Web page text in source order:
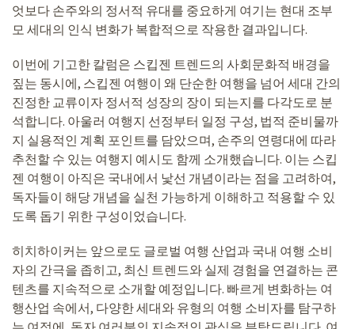
엇보다 손주와의 정서적 유대를 중요하게 여기는 현대 조부
모 세대의 인식 변화가 복합적으로 작용한 결과입니다.
이번에 기고한 칼럼은 스킵젠 트렌드의 사회문화적 배경을
짚는 동시에, 스킵젠 여행이 왜 단순한 여행을 넘어 세대 간의
진정한 교류이자 정서적 성장의 장이 되는지를 다각도로 분
석합니다. 아울러 여행지 선정부터 일정 구성, 법적 준비물까
지 실용적인 계획 포인트를 담았으며, 손주의 연령대에 따라
추천할 수 있는 여행지 예시도 함께 소개했습니다. 이는 스킵
젠 여행이 아직은 국내에서 낯선 개념이라는 점을 고려하여,
독자들이 해당 개념을 실천 가능하게 이해하고 적용할 수 있
도록 돕기 위한 구성이었습니다.
히치하이커는 앞으로도 글로벌 여행 산업과 국내 여행 소비
자의 간극을 좁히고, 최신 트렌드와 실제 경험을 연결하는 콘
텐츠를 지속적으로 소개할 예정입니다. 빠르게 변화하는 여
행산업 속에서, 다양한 세대와 유형의 여행 소비자를 탐구하